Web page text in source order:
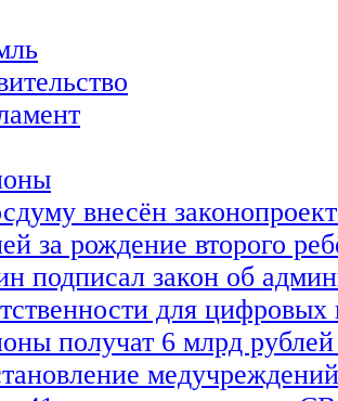
внесён
за рождение второго
подписал закон об
для
получат 6 млрд рублей
медучреждений